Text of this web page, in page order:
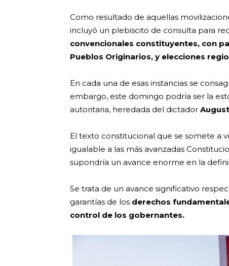
Como resultado de aquellas
incluyó un plebiscito de consulta para
convencionales constituyentes, con
Pueblos Originarios, y elecciones
En cada una de esas instancias se
embargo, este domingo podría ser la
autoritaria, heredada del dictador
El texto constitucional que se somete a
igualable a las más avanzadas
supondría un avance enorme en la
Se trata de un avance significativo
garantías de los derechos
control de los gobernantes.